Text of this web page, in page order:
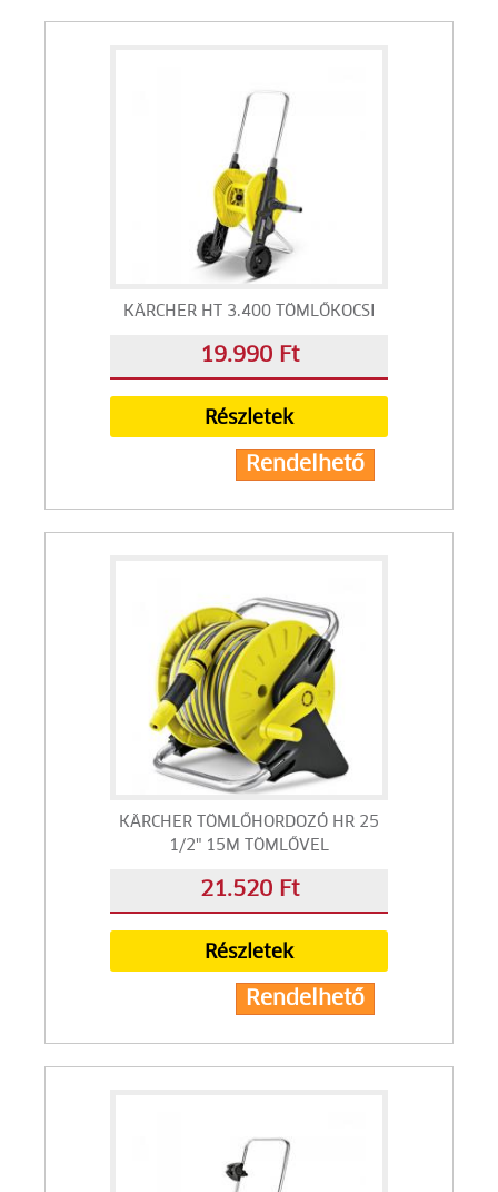
KÄRCHER HT 3.400 TÖMLŐKOCSI
19.990 Ft
Részletek
Rendelhető
KÄRCHER TÖMLŐHORDOZÓ HR 25
1/2" 15M TÖMLŐVEL
21.520 Ft
Részletek
Rendelhető